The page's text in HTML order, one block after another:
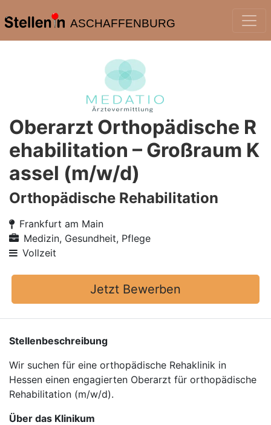
ASCHAFFENBURG
Oberarzt Orthopädische R
ehabilitation – Großraum K
assel (m/w/d)
Orthopädische Rehabilitation
Frankfurt am Main
Medizin, Gesundheit, Pflege
Vollzeit
Jetzt Bewerben
Stellenbeschreibung
Wir suchen für eine orthopädische Rehaklinik in
Hessen einen engagierten Oberarzt für orthopädische
Rehabilitation (m/w/d).
Über das Klinikum